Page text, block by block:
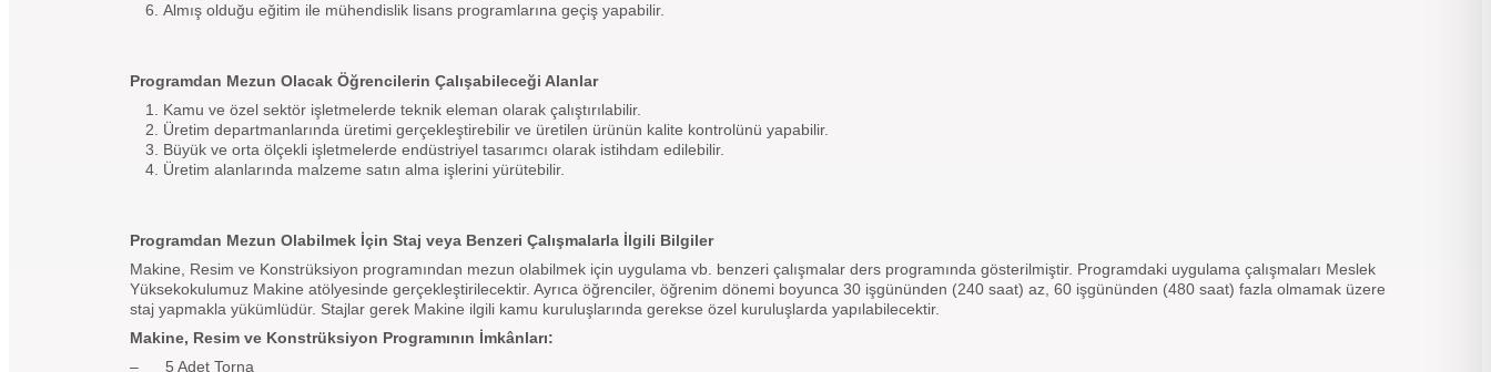
Almış olduğu eğitim ile mühendislik lisans programlarına geçiş yapabilir.
Programdan Mezun Olacak Öğrencilerin Çalışabileceği Alanlar
Kamu ve özel sektör işletmelerde teknik eleman olarak çalıştırılabilir.
Üretim departmanlarında üretimi gerçekleştirebilir ve üretilen ürünün kalite kontrolünü yapabilir.
Büyük ve orta ölçekli işletmelerde endüstriyel tasarımcı olarak istihdam edilebilir.
Üretim alanlarında malzeme satın alma işlerini yürütebilir.
Programdan Mezun Olabilmek İçin Staj veya Benzeri Çalışmalarla İlgili Bilgiler
Makine, Resim ve Konstrüksiyon programından mezun olabilmek için uygulama vb. benzeri çalışmalar ders programında gösterilmiştir. Programdaki uygulama çalışmaları Meslek
Yüksekokulumuz Makine atölyesinde gerçekleştirilecektir. Ayrıca öğrenciler, öğrenim dönemi boyunca 30 işgününden (240 saat) az, 60 işgününden (480 saat) fazla olmamak üzere
staj yapmakla yükümlüdür. Stajlar gerek Makine ilgili kamu kuruluşlarında gerekse özel kuruluşlarda yapılabilecektir.
Makine, Resim ve Konstrüksiyon Programının İmkânları:
– 5 Adet Torna